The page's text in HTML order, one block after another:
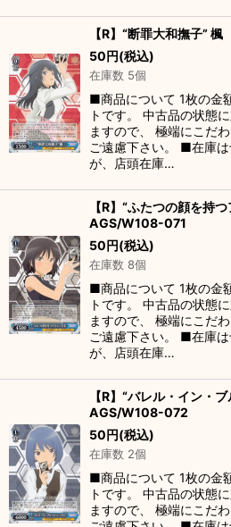
【R】“断罪大和撫子”
50円(税込)
在庫数 5個
■商品について 1枚の金
トです。 中古品の状態
ますので、 極端にこだ
ご遠慮下さい。 ■在庫
が、店頭在庫…
【R】“ふたつの顔を持
AGS/W108-071
50円(税込)
在庫数 8個
■商品について 1枚の金
トです。 中古品の状態
ますので、 極端にこだ
ご遠慮下さい。 ■在庫
が、店頭在庫…
【R】“バレル・イン・
AGS/W108-072
50円(税込)
在庫数 2個
■商品について 1枚の金
トです。 中古品の状態
ますので、 極端にこだ